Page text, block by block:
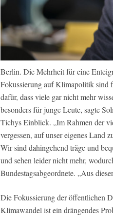
Berlin. Die Mehrheit für eine
Fokussierung auf Klimapolitik sind
dafür, dass viele gar nicht mehr
besonders für junge Leute, sagte
Tichys Einblick. „Im Rahmen der
vergessen, auf unser eigenes Land
Wir sind dahingehend träge und
und sehen leider nicht mehr,
Bundestagsabgeordnete. „Aus
Die Fokussierung der öffentlichen
Klimawandel ist ein drängendes